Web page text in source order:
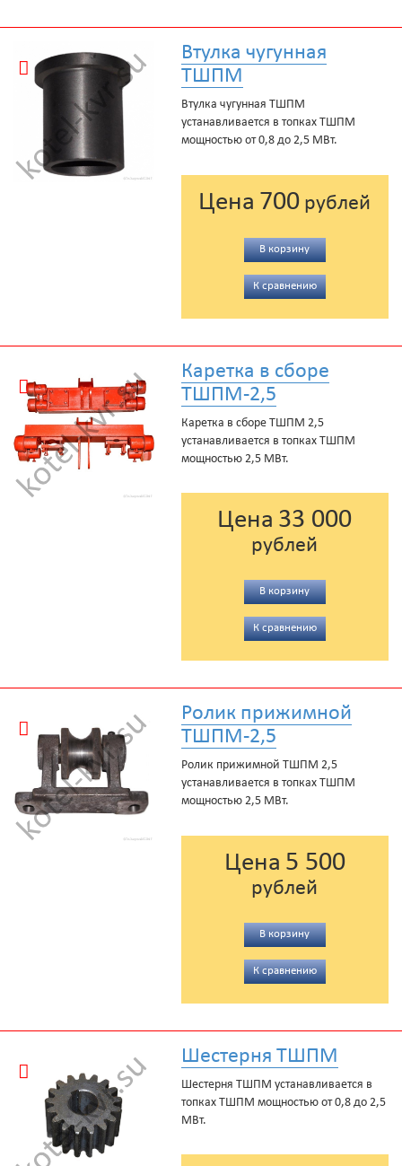
Втулка чугунная
ТШПМ
Втулка чугунная ТШПМ
устанавливается в топках ТШПМ
мощностью от 0,8 до 2,5 МВт.
Цена 700 рублей
В корзину
К сравнению
Каретка в сборе
ТШПМ-2,5
Каретка в сборе ТШПМ 2,5
устанавливается в топках ТШПМ
мощностью 2,5 МВт.
Цена 33 000
рублей
В корзину
К сравнению
Ролик прижимной
ТШПМ-2,5
Ролик прижимной ТШПМ 2,5
устанавливается в топках ТШПМ
мощностью 2,5 МВт.
Цена 5 500
рублей
В корзину
К сравнению
Шестерня ТШПМ
Шестерня ТШПМ устанавливается в
топках ТШПМ мощностью от 0,8 до 2,5
МВт.